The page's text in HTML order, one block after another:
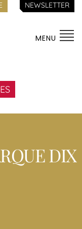
NEWSLETTER
MENU
DIX